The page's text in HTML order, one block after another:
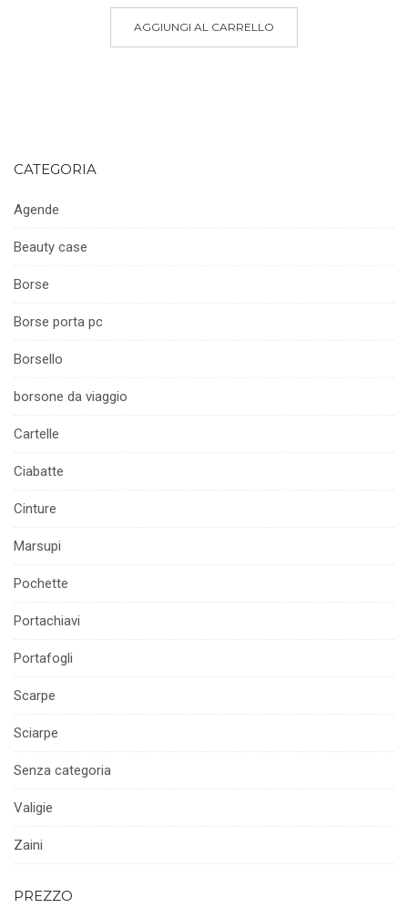
originale
era:
attuale
è:
AGGIUNGI AL CARRELLO
CATEGORIA
Agende
Beauty case
Borse
Borse porta pc
Borsello
borsone da viaggio
Cartelle
Ciabatte
Cinture
Marsupi
Pochette
Portachiavi
Portafogli
Scarpe
Sciarpe
Senza categoria
Valigie
Zaini
PREZZO